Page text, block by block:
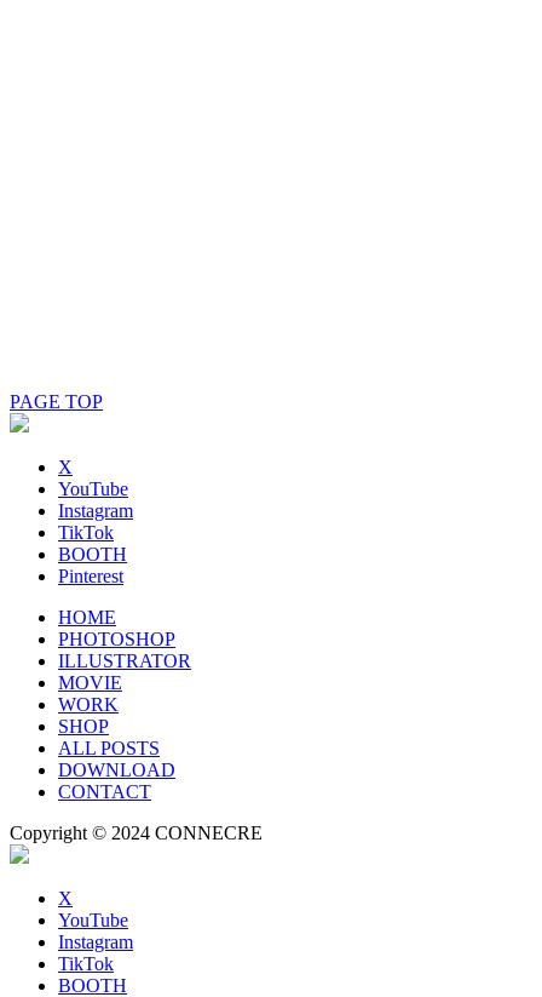
PAGE TOP
X
YouTube
Instagram
TikTok
BOOTH
Pinterest
HOME
PHOTOSHOP
ILLUSTRATOR
MOVIE
WORK
SHOP
ALL POSTS
DOWNLOAD
CONTACT
Copyright © 2024 CONNECRE
X
YouTube
Instagram
TikTok
BOOTH